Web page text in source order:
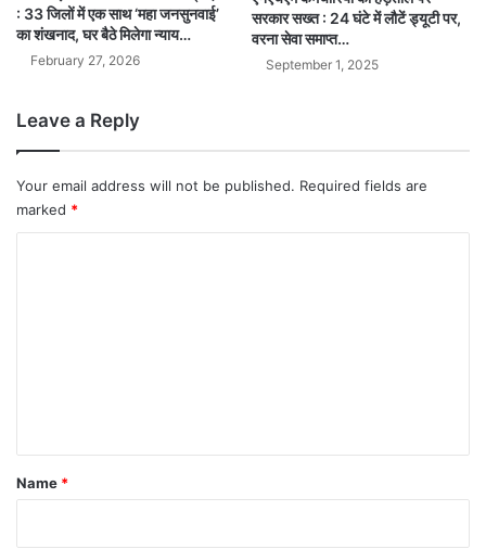
: 33 जिलों में एक साथ ‘महा जनसुनवाई’
का शंखनाद, घर बैठे मिलेगा न्याय…
February 27, 2026
सरकार सख्त : 24 घंटे में लौटें ड्यूटी पर,
वरना सेवा समाप्त…
September 1, 2025
Leave a Reply
Your email address will not be published. Required fields are
marked *
*
Name *